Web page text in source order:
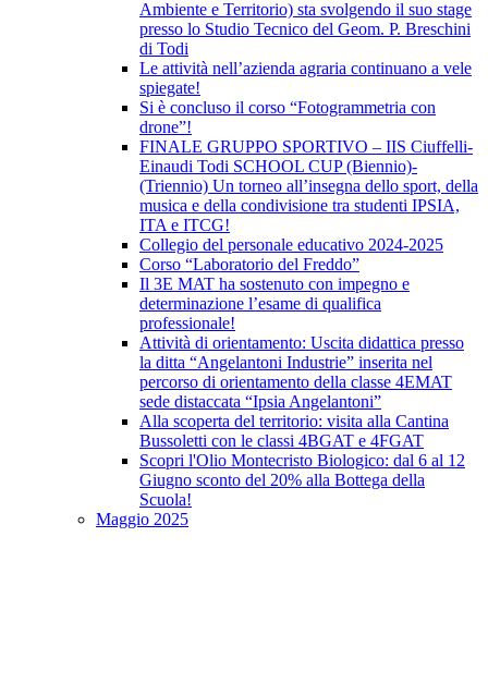
Ambiente e Territorio) sta svolgendo il suo stage
presso lo Studio Tecnico del Geom. P. Breschini
di Todi
Le attività nell’azienda agraria continuano a vele
spiegate!
Si è concluso il corso “Fotogrammetria con
drone”!
FINALE GRUPPO SPORTIVO – IIS Ciuffelli-
Einaudi Todi SCHOOL CUP (Biennio)-
(Triennio) Un torneo all’insegna dello sport, della
musica e della condivisione tra studenti IPSIA,
ITA e ITCG!
Collegio del personale educativo 2024-2025
Corso “Laboratorio del Freddo”
Il 3E MAT ha sostenuto con impegno e
determinazione l’esame di qualifica
professionale!
Attività di orientamento: Uscita didattica presso
la ditta “Angelantoni Industrie” inserita nel
percorso di orientamento della classe 4EMAT
sede distaccata “Ipsia Angelantoni”
Alla scoperta del territorio: visita alla Cantina
Bussoletti con le classi 4BGAT e 4FGAT
Scopri l'Olio Montecristo Biologico: dal 6 al 12
Giugno sconto del 20% alla Bottega della
Scuola!
Maggio 2025